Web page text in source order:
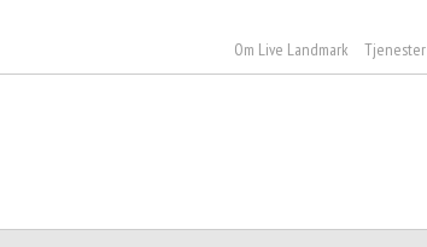
Om Live Landmark Tjenester